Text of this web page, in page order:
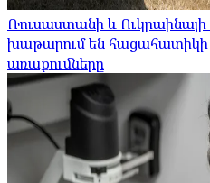
Ռուսաստանի և Ուկրաինայի
խաթարում են
առաքումները